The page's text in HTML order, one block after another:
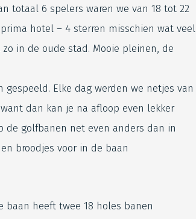
totaal 6 spelers waren we van 18 tot 22
hotel – 4 sterren misschien wat veel
in de oude stad. Mooie pleinen, de
Elke dag werden we netjes van
dan kan je na afloop even lekker
de golfbanen net even anders dan in
broodjes voor in de baan
baan heeft twee 18 holes banen